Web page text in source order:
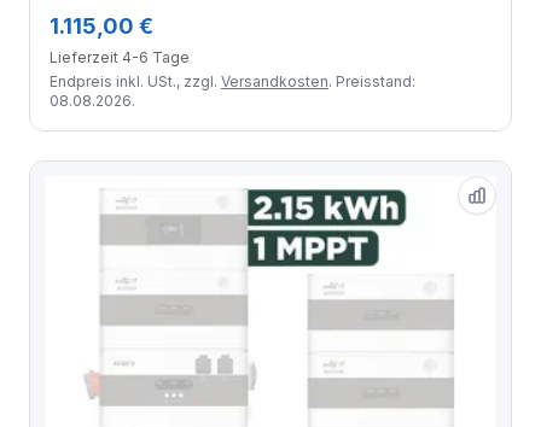
1.115,00 €
Lieferzeit 4-6 Tage
Endpreis inkl. USt., zzgl. Versandkosten. Preisstand:
08.08.2026.